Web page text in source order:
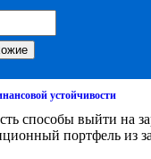
устойчивости
способы выйти на
портфель из